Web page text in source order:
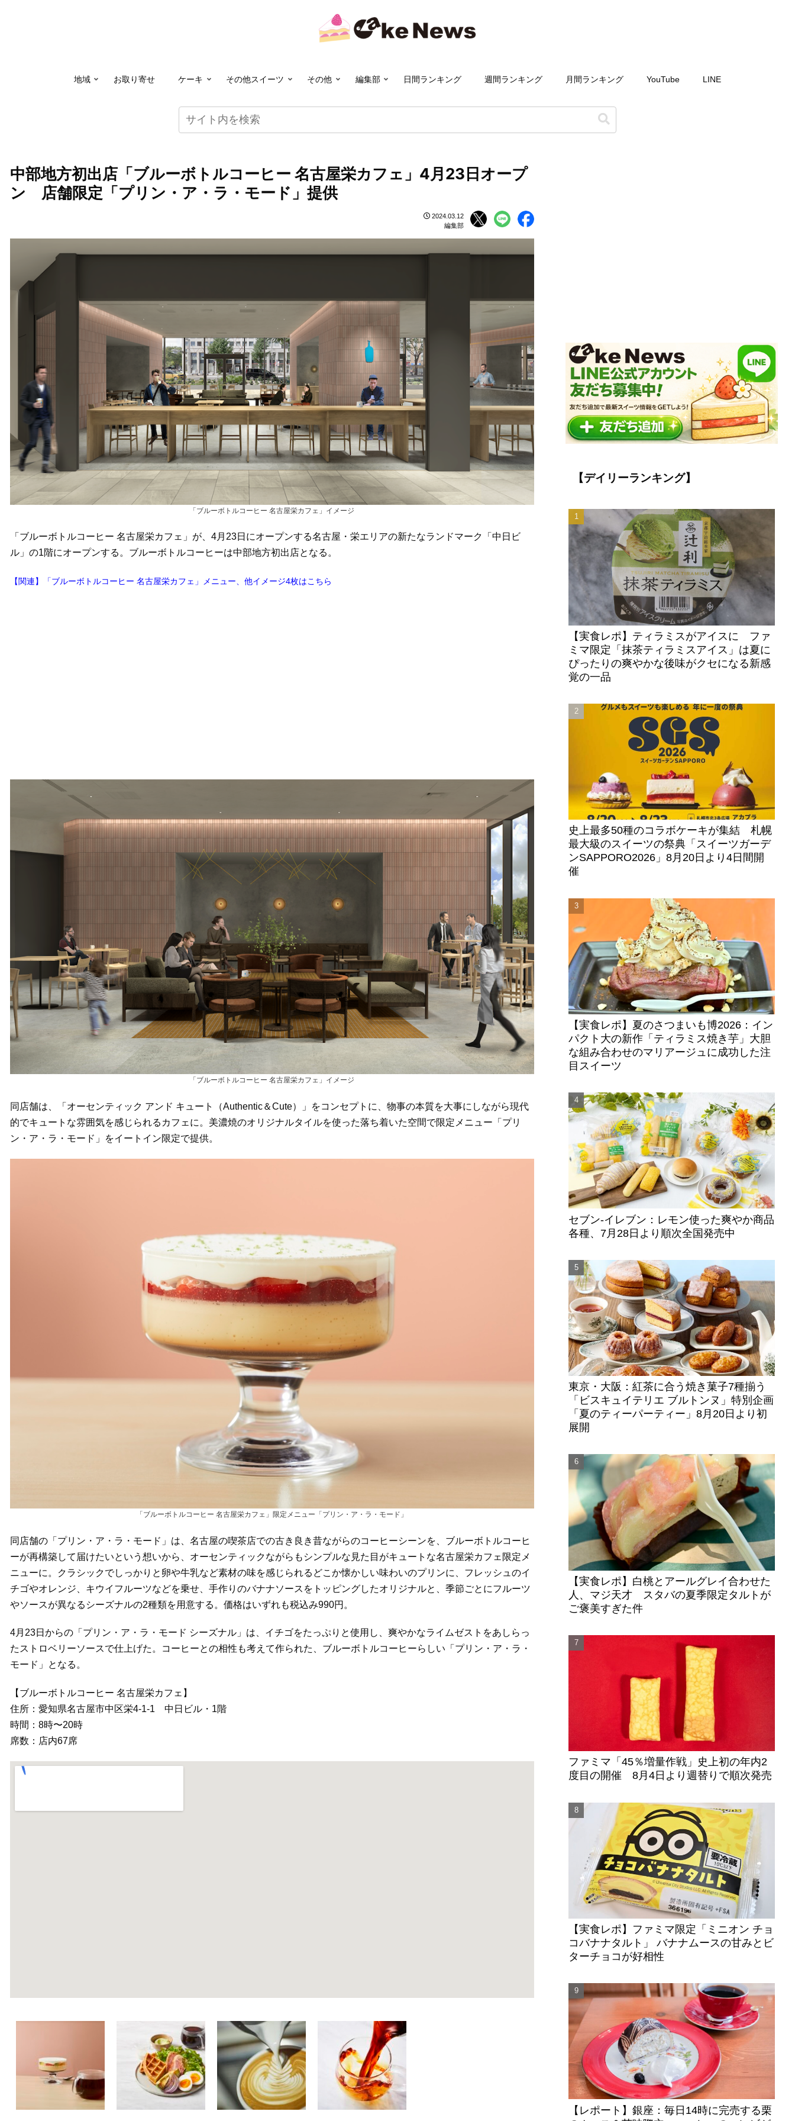
地域 お取り寄せ ケーキ その他スイーツ その他 編集部 日間ランキング 週間ランキング 月間ランキング YouTube LINE
中部地方初出店「ブルーボトルコーヒー 名古屋栄カフェ」4月23日オープ
ン 店舗限定「プリン・ア・ラ・モード」提供
2024.03.12
編集部
「ブルーボトルコーヒー 名古屋栄カフェ」イメージ
「ブルーボトルコーヒー 名古屋栄カフェ」が、4月23日にオープンする名古屋・栄エリアの新たなランドマーク「中日ビ
ル」の1階にオープンする。ブルーボトルコーヒーは中部地方初出店となる。
【関連】「ブルーボトルコーヒー 名古屋栄カフェ」メニュー、他イメージ4枚はこちら
「ブルーボトルコーヒー 名古屋栄カフェ」イメージ
同店舗は、「オーセンティック アンド キュート（Authentic＆Cute）」をコンセプトに、物事の本質を大事にしながら現代
的でキュートな雰囲気を感じられるカフェに。美濃焼のオリジナルタイルを使った落ち着いた空間で限定メニュー「プリ
ン・ア・ラ・モード」をイートイン限定で提供。
「ブルーボトルコーヒー 名古屋栄カフェ」限定メニュー「プリン・ア・ラ・モード」
同店舗の「プリン・ア・ラ・モード」は、名古屋の喫茶店での古き良き昔ながらのコーヒーシーンを、ブルーボトルコーヒ
ーが再構築して届けたいという想いから、オーセンティックながらもシンプルな見た目がキュートな名古屋栄カフェ限定メ
ニューに。クラシックでしっかりと卵や牛乳など素材の味を感じられるどこか懐かしい味わいのプリンに、フレッシュのイ
チゴやオレンジ、キウイフルーツなどを乗せ、手作りのバナナソースをトッピングしたオリジナルと、季節ごとにフルーツ
やソースが異なるシーズナルの2種類を用意する。価格はいずれも税込み990円。
4月23日からの「プリン・ア・ラ・モード シーズナル」は、イチゴをたっぷりと使用し、爽やかなライムゼストをあしらっ
たストロベリーソースで仕上げた。コーヒーとの相性も考えて作られた、ブルーボトルコーヒーらしい「プリン・ア・ラ・
モード」となる。
【ブルーボトルコーヒー 名古屋栄カフェ】
住所：愛知県名古屋市中区栄4-1-1 中日ビル・1階
時間：8時〜20時
席数：店内67席
【デイリーランキング】
【実食レポ】ティラミスがアイスに ファ
ミマ限定「抹茶ティラミスアイス」は夏に
ぴったりの爽やかな後味がクセになる新感
覚の一品
史上最多50種のコラボケーキが集結 札幌
最大級のスイーツの祭典「スイーツガーデ
ンSAPPORO2026」8月20日より4日間開
催
【実食レポ】夏のさつまいも博2026：イン
パクト大の新作「ティラミス焼き芋」大胆
な組み合わせのマリアージュに成功した注
目スイーツ
セブン‐イレブン：レモン使った爽やか商品
各種、7月28日より順次全国発売中
東京・大阪：紅茶に合う焼き菓子7種揃う
「ビスキュイテリエ ブルトンヌ」特別企画
「夏のティーパーティー」8月20日より初
展開
【実食レポ】白桃とアールグレイ合わせた
人、マジ天才 スタバの夏季限定タルトが
ご褒美すぎた件
ファミマ「45％増量作戦」史上初の年内2
度目の開催 8月4日より週替りで順次発売
【実食レポ】ファミマ限定「ミニオン チョ
コバナナタルト」 バナナムースの甘みとビ
ターチョコが好相性
【レポート】銀座：毎日14時に完売する栗